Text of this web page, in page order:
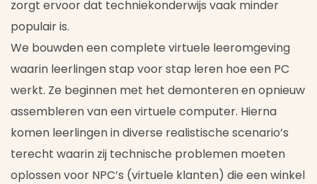
zorgt ervoor dat techniekonderwijs vaak minder
populair is.
We bouwden een complete virtuele leeromgeving
waarin leerlingen stap voor stap leren hoe een PC
werkt. Ze beginnen met het demonteren en opnieuw
assembleren van een virtuele computer. Hierna
komen leerlingen in diverse realistische scenario’s
terecht waarin zij technische problemen moeten
oplossen voor NPC’s (virtuele klanten) die een winkel